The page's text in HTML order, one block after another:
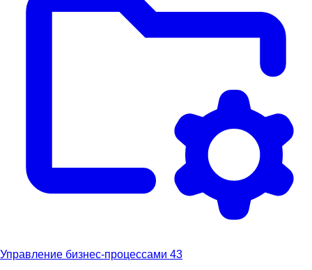
Управление бизнес-процессами 43